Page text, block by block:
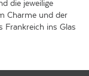
die jeweilige
Charme und der
Frankreich ins Glas